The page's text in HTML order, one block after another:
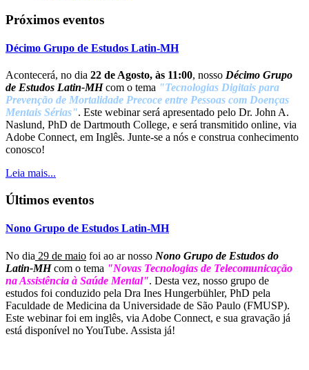
Próximos eventos
Décimo Grupo de Estudos Latin-MH
Acontecerá, no dia 22 de Agosto, às 11:00, nosso Décimo Grupo
de Estudos Latin-MHcom o tema "Tecnologias Digitais para
Prevenção de Mortalidade Precoce entre Pessoas com Doenças
Mentais Sérias". Este webinar será apresentado pelo Dr. John A.
Naslund, PhD de Dartmouth College, e será transmitido online, via
Adobe Connect, em Inglês. Junte-se a nós e construa conhecimento
conosco!
Leia mais...
Últimos eventos
Nono Grupo de Estudos Latin-MH
No dia 29 de maio foi ao ar nosso Nono Grupo de Estudos do
Latin-MHcom o tema "Novas Tecnologias de Telecomunicação
na Assistência à Saúde Mental". Desta vez, nosso grupo de
estudos foi conduzido pela Dra Ines Hungerbühler, PhD pela
Faculdade de Medicina da Universidade de São Paulo (FMUSP).
Este webinar foi em inglês, via Adobe Connect, e sua gravação já
está disponível no YouTube. Assista já!